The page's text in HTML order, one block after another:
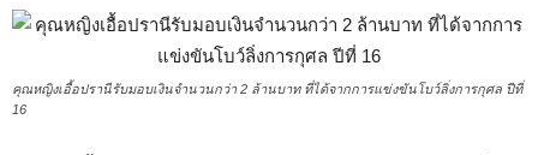
คุณหญิงเอื้อปรานีรับมอบเงินจำนวนกว่า 2 ล้านบาท ที่ได้จากการแข่งขันโบว์ลิ่งการกุศล ปีที่
16